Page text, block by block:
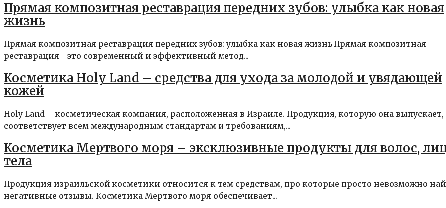
Прямая композитная реставрация передних зубов: улыбка как новая
жизнь
Прямая композитная реставрация передних зубов: улыбка как новая жизнь Прямая композитная
реставрация - это современный и эффективный метод...
Косметика Holy Land – средства для ухода за молодой и увядающей
кожей
Holy Land – косметическая компания, расположенная в Израиле. Продукция, которую она выпускает,
соответствует всем международным стандартам и требованиям,...
Косметика Мертвого моря – эксклюзивные продукты для волос,
тела
Продукция израильской косметики относится к тем средствам, про которые просто невозможно
негативные отзывы. Косметика Мертвого моря обеспечивает...